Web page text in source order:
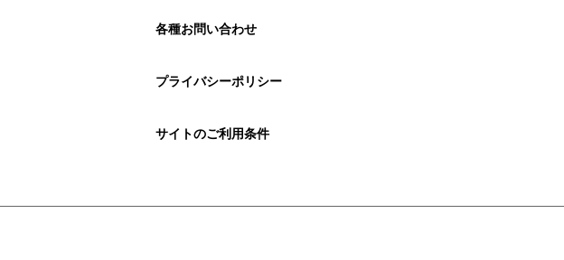
各種お問い合わせ
プライバシーポリシー
サイトのご利用条件